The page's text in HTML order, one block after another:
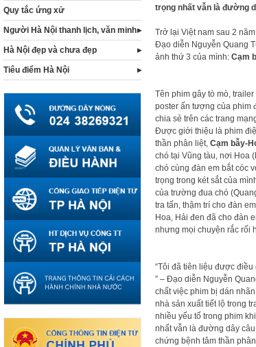
trọng nhất vẫn là đường
Trở lại Việt nam sau 2
Đạo diễn Nguyễn Quang
ảnh thứ 3 của mình: Cạm
Tên phim gây tò mò,
poster ấn tượng của phim
chia sẻ trên các trang
Được giới thiệu là phim
thần phân liệt, Cạm bẫy-
chó tại Vũng tàu, nơi Hoa
chó cùng đàn em bắt cóc
trọng trong két sắt của
của trường đua chó
tra tấn, thậm trí cho đàn
Hoa, Hải đen đã cho đàn
nhưng mọi chuyện rắc rối
“Tôi đã tiên liệu được
” – Đạo diễn Nguyễn
chất việc phim bị dán
nhà sản xuất tiết lộ trong
nhiều yếu tố trong phim
nhất vẫn là đường dây
chứng bệnh tâm thần
Quy tắc ứng xử
Người Hà Nội thanh lịch, văn minh
Hà Nội đẹp và chưa đẹp
Tiêu điểm Hà Nội